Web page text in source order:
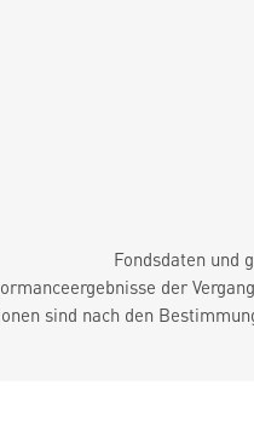
Fondsdaten und
der
sind nach den